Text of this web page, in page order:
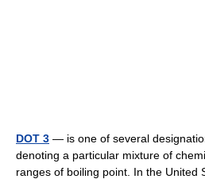
DOT 3 — is one of several
denoting a particular mixture of
ranges of boiling point. In the United